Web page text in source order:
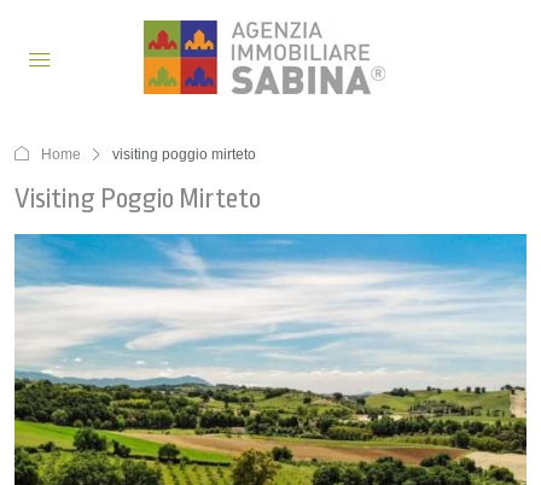
Home visiting poggio mirteto
Visiting Poggio Mirteto